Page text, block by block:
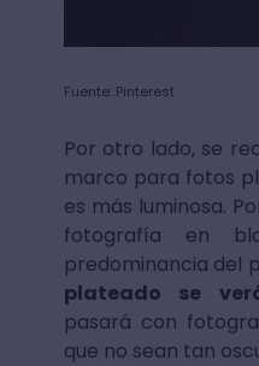
Fuente: Pinterest
Por otro lado, se
marco para fotos
es más luminosa.
fotografía en
predominancia del
plateado se
pasará con
que no sean tan